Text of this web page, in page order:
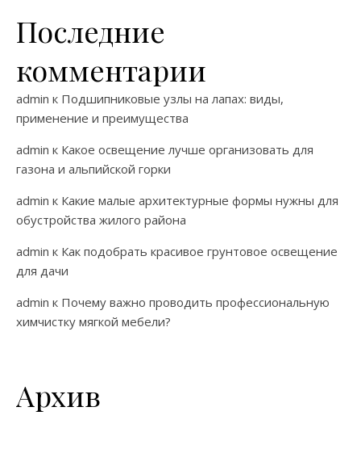
Последние
комментарии
admin к Подшипниковые узлы на лапах: виды,
применение и преимущества
admin к Какое освещение лучше организовать для
газона и альпийской горки
admin к Какие малые архитектурные формы нужны для
обустройства жилого района
admin к Как подобрать красивое грунтовое освещение
для дачи
admin к Почему важно проводить профессиональную
химчистку мягкой мебели?
Архив